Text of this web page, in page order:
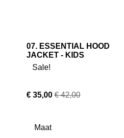
07. ESSENTIAL HOOD
JACKET - KIDS
Sale!
€ 35,00 € 42,00
Maat